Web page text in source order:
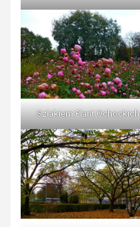
Szlakiem Plant Ochockich